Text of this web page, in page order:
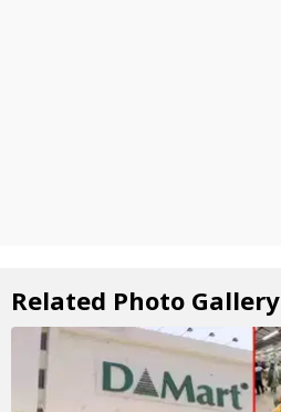
Related Photo Gallery